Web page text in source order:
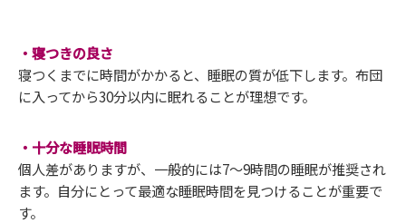
・寝つきの良さ
寝つくまでに時間がかかると、睡眠の質が低下します。布団
に入ってから30分以内に眠れることが理想です。
・十分な睡眠時間
個人差がありますが、一般的には7〜9時間の睡眠が推奨され
ます。自分にとって最適な睡眠時間を見つけることが重要で
す。